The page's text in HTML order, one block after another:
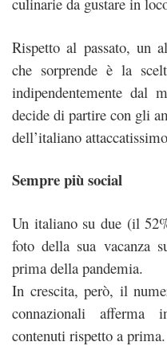
Rispetto al passato, un
che sorprende è la
indipendentemente dal
decide di partire con gli
dell’italiano
Sempre più social
Un italiano su due (il
foto della sua vacanza
prima della pandemia.
In crescita, però, il
connazionali afferma
contenuti rispetto a prima.